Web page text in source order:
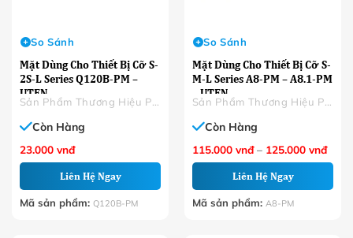
Mặt Dùng Cho Thiết Bị Cỡ S-
2S-L Series Q120B-PM –
UTEN
So Sánh
Còn Hàng
23.000 vnđ
Liên Hệ Ngay
Mã sản phẩm: Q120B-PM
Mặt Dùng Cho Thiết Bị Cỡ S-
M-L Series A8-PM – A8.1-PM
– UTEN
So Sánh
Còn Hàng
115.000 vnđ – 125.000 vnđ
từ
đến
Liên Hệ Ngay
Mã sản phẩm: A8-PM